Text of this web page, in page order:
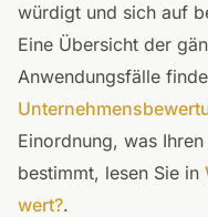
würdigt und sich auf
Eine Übersicht der
Anwendungsfälle
Einordnung, was
bestimmt, lesen Sie in
wert?.